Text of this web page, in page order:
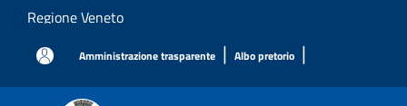
Salta al contenuto principale
Regione Veneto
Amministrazione trasparente | Albo pretorio |